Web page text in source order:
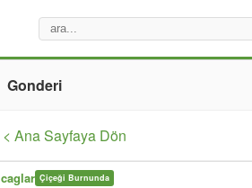
Gonderi
< Ana Sayfaya Dön
caglar Çiçeği Burnunda